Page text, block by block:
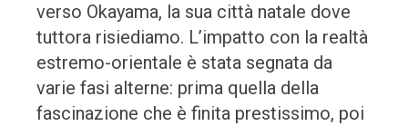
verso Okayama, la sua città natale dove
tuttora risiediamo. L’impatto con la realtà
estremo-orientale è stata segnata da
varie fasi alterne: prima quella della
fascinazione che è finita prestissimo, poi